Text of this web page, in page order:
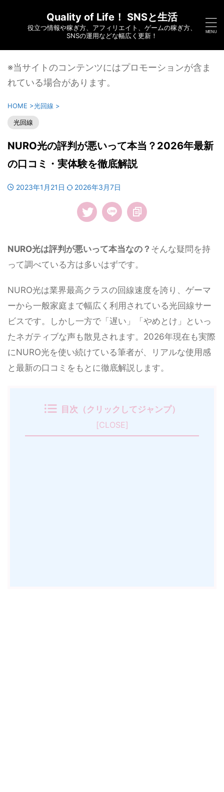
Quality of Life！ SNSと生活
役立つ情報や稼ぎ方、アフィリエイト、ゲームの稼ぎ方、
SNSの運用などな幅広く更新！
※当サイトのコンテンツにはプロモーションが含ま
れている場合があります。
HOME >光回線 >
光回線
NURO光の評判が悪いって本当？2026年最新
の口コミ・実体験を徹底解説
2023年1月21日 2026年3月7日
NURO光は評判が悪いって本当なの？ そんな疑問を持
って調べている方は多いはずです。
NURO光は業界最高クラスの回線速度を誇り、ゲーマ
ーから一般家庭まで幅広く利用されている光回線サー
ビスです。しかし一方で「遅い」「やめとけ」といっ
たネガティブな声も散見されます。2026年現在も実際
にNURO光を使い続けている筆者が、リアルな使用感
と最新の口コミをもとに徹底解説します。
目次（クリックしてジャンプ）
[CLOSE]